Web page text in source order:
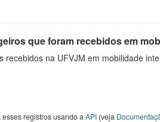
que foram recebidos em
recebidos na UFVJM em mobilidade
registros usando a API(veja